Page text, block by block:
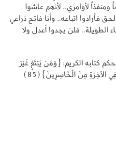
ومنفذاً لأوامري.. لأنهم عاشوا
فأرادوا اتباعه.. وأنا فاتح ذراعي
الطويلة.. فلن يجدوا أعدل ولا
كتابه الكريم: {وَمَن يَبْتَغِ غَيْرَ
الإِسْلاَمِ دِينًا فَلَن يُقْبَلَ مِنْهُ وَهُوَ فِي الآخِرَةِ مِنَ الْخَاسِرِينَ} (85)